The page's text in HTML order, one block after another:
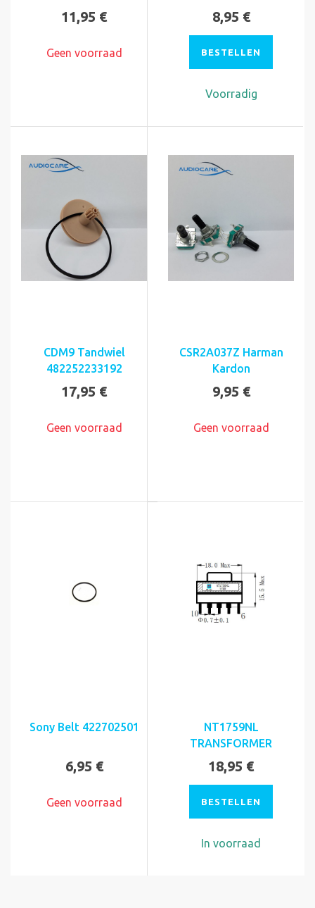
11,95 €
Geen voorraad
8,95 €
BESTELLEN
Voorradig
CDM9 Tandwiel
482252233192
17,95 €
Geen voorraad
CSR2A037Z Harman
Kardon
9,95 €
Geen voorraad
Sony Belt 422702501
6,95 €
Geen voorraad
NT1759NL
TRANSFORMER
18,95 €
BESTELLEN
In voorraad